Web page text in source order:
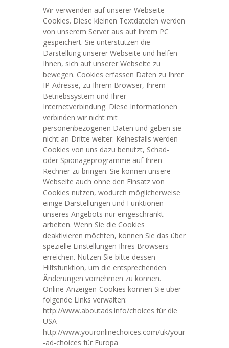
Wir verwenden auf unserer Webseite
Cookies. Diese kleinen Textdateien werden
von unserem Server aus auf Ihrem PC
gespeichert. Sie unterstützen die
Darstellung unserer Webseite und helfen
Ihnen, sich auf unserer Webseite zu
bewegen. Cookies erfassen Daten zu Ihrer
IP-Adresse, zu Ihrem Browser, Ihrem
Betriebssystem und Ihrer
Internetverbindung. Diese Informationen
verbinden wir nicht mit
personenbezogenen Daten und geben sie
nicht an Dritte weiter. Keinesfalls werden
Cookies von uns dazu benutzt, Schad-
oder Spionageprogramme auf Ihren
Rechner zu bringen. Sie können unsere
Webseite auch ohne den Einsatz von
Cookies nutzen, wodurch möglicherweise
einige Darstellungen und Funktionen
unseres Angebots nur eingeschränkt
arbeiten. Wenn Sie die Cookies
deaktivieren möchten, können Sie das über
spezielle Einstellungen Ihres Browsers
erreichen. Nutzen Sie bitte dessen
Hilfsfunktion, um die entsprechenden
Änderungen vornehmen zu können.
Online-Anzeigen-Cookies können Sie über
folgende Links verwalten:
http://www.aboutads.info/choices für die
USA
http://www.youronlinechoices.com/uk/your
-ad-choices für Europa